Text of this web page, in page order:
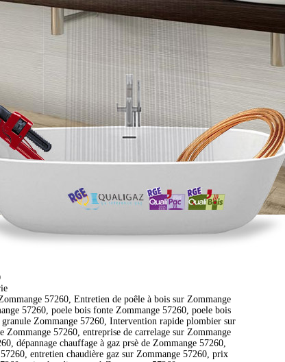
57260, Entretien de poêle à bois sur Zommange
57260, poele bois fonte Zommange 57260, poele bois
Zommange 57260, Intervention rapide plombier sur
Zommange 57260, entreprise de carrelage sur Zommange
dépannage chauffage à gaz prsè de Zommange 57260,
entretien chaudière gaz sur Zommange 57260, prix